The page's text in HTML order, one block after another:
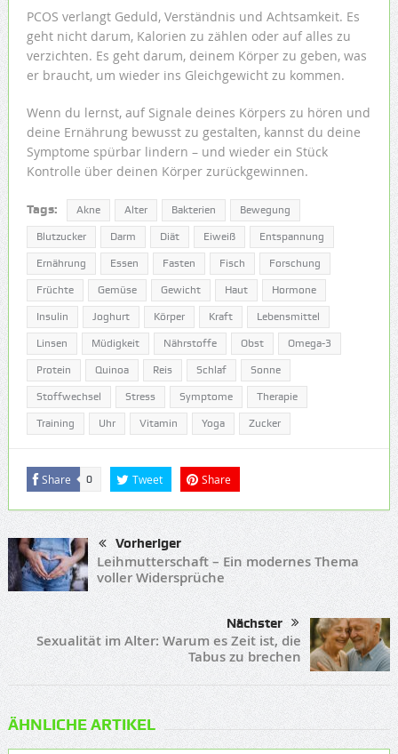
PCOS verlangt Geduld, Verständnis und Achtsamkeit. Es
geht nicht darum, Kalorien zu zählen oder auf alles zu
verzichten. Es geht darum, deinem Körper zu geben, was
er braucht, um wieder ins Gleichgewicht zu kommen.
Wenn du lernst, auf Signale deines Körpers zu hören und
deine Ernährung bewusst zu gestalten, kannst du deine
Symptome spürbar lindern – und wieder ein Stück
Kontrolle über deinen Körper zurückgewinnen.
Tags: Akne Alter Bakterien Bewegung
Blutzucker Darm Diät Eiweiß Entspannung
Ernährung Essen Fasten Fisch Forschung
Früchte Gemüse Gewicht Haut Hormone
Insulin Joghurt Körper Kraft Lebensmittel
Linsen Müdigkeit Nährstoffe Obst Omega-3
Protein Quinoa Reis Schlaf Sonne
Stoffwechsel Stress Symptome Therapie
Training Uhr Vitamin Yoga Zucker
Share 0 Tweet Share
Vorheriger
Leihmutterschaft – Ein modernes Thema
voller Widersprüche
Nächster
Sexualität im Alter: Warum es Zeit ist, die
Tabus zu brechen
ÄHNLICHE ARTIKEL